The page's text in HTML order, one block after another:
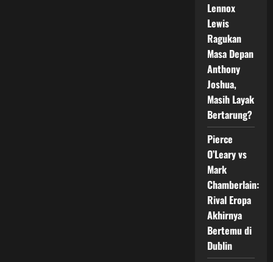
Lennox
Lewis
Ragukan
Masa Depan
Anthony
Joshua,
Masih Layak
Bertarung?
Pierce
O’Leary vs
Mark
Chamberlain:
Rival Eropa
Akhirnya
Bertemu di
Dublin